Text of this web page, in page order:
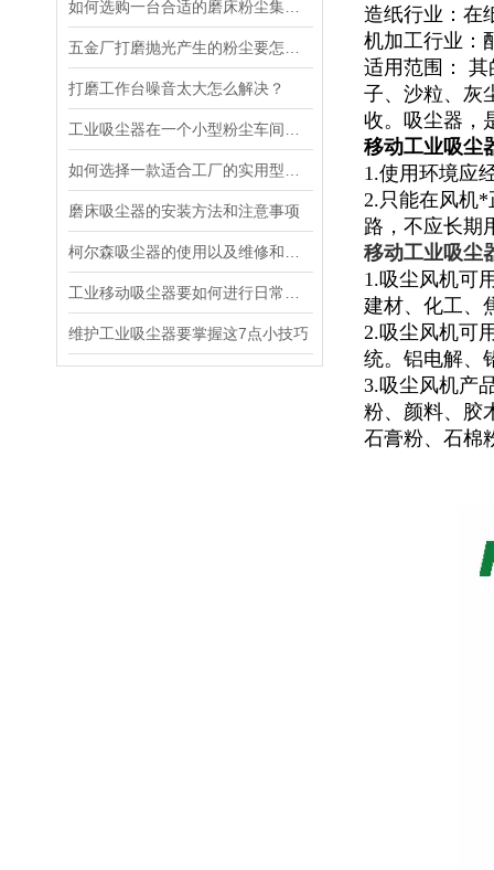
打磨工作台噪音太大怎么解决？
磨床吸尘器的安装方法和注意事项
维护工业吸尘器要掌握这7点小技巧
造纸行业：在
机加工行业：
适用范围：
子、沙粒、灰
收。吸尘器，
移动工业吸尘
1.使用环境应
2.只能在风机*
路，不应长期
移动工业吸尘
1.吸尘风机可
建材、化工、
2.吸尘风机可
统。铝电解、
3.吸尘风机产
粉、颜料、胶
石膏粉、石棉